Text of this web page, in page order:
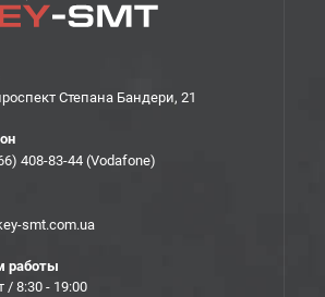
Степана Бандери, 21
408-83-44 (Vodafone)
smt.com.ua
работы
/ 8:30 - 19:00